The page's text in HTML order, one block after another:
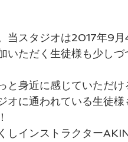
当スタジオは2017年9
いただく生徒様も少し
と身近に感じていただ
オに通われている生徒
しインストラクター